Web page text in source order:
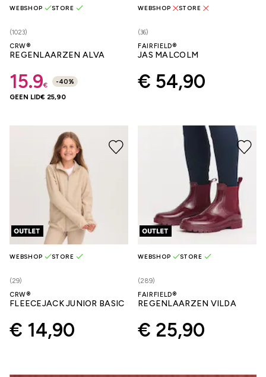
(1023)
WEBSHOP STORE
CRW®
REGENLAARZEN ALVA
15.9€ -40%
GEEN LID€ 25,90
(36)
WEBSHOP STORE
FAIRFIELD®
JAS MALCOLM
€ 54,90
(29)
WEBSHOP STORE
CRW®
FLEECEJACK JUNIOR BASIC
€ 14,90
(289)
WEBSHOP STORE
FAIRFIELD®
REGENLAARZEN VILDA
€ 25,90